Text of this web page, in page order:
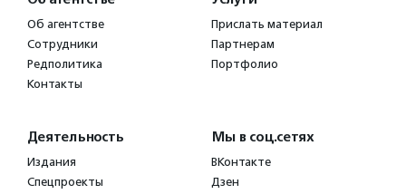
Об агентстве
Сотрудники
Редполитика
Контакты
Прислать материал
Партнерам
Портфолио
Деятельность
Издания
Спецпроекты
Мы в соц.сетях
ВКонтакте
Дзен